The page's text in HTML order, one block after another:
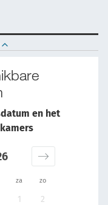
en het
za zo
1 2